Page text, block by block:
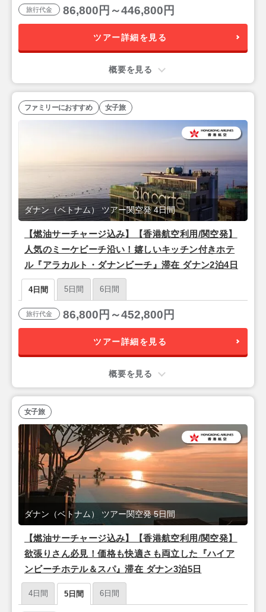
旅行代金 86,800円～446,800円
ツアー詳細を見る
概要を見る
【燃油サーチャージ込み】【香港航空利用/関空発】
人気のミーケビーチ沿い！嬉しいキッチン付きホテ
ル『アラカルト・ダナンビーチ』滞在 ダナン2泊4日
ダナン（ベトナム） ツアー関空発 4日間
ファミリーにおすすめ 女子旅
4日間 5日間 6日間
旅行代金 86,800円～452,800円
ツアー詳細を見る
概要を見る
【燃油サーチャージ込み】【香港航空利用/関空発】
欲張りさん必見！価格も快適さも両立した『ハイア
ンビーチホテル＆スパ』滞在 ダナン3泊5日
ダナン（ベトナム） ツアー関空発 5日間
女子旅
4日間 5日間 6日間